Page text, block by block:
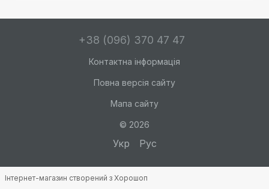
+38 (096) 370 47 47
Контактна інформація
Повна версія сайту
Мапа сайту
© 2026
Укр Рус
Інтернет-магазин створений з Хорошоп